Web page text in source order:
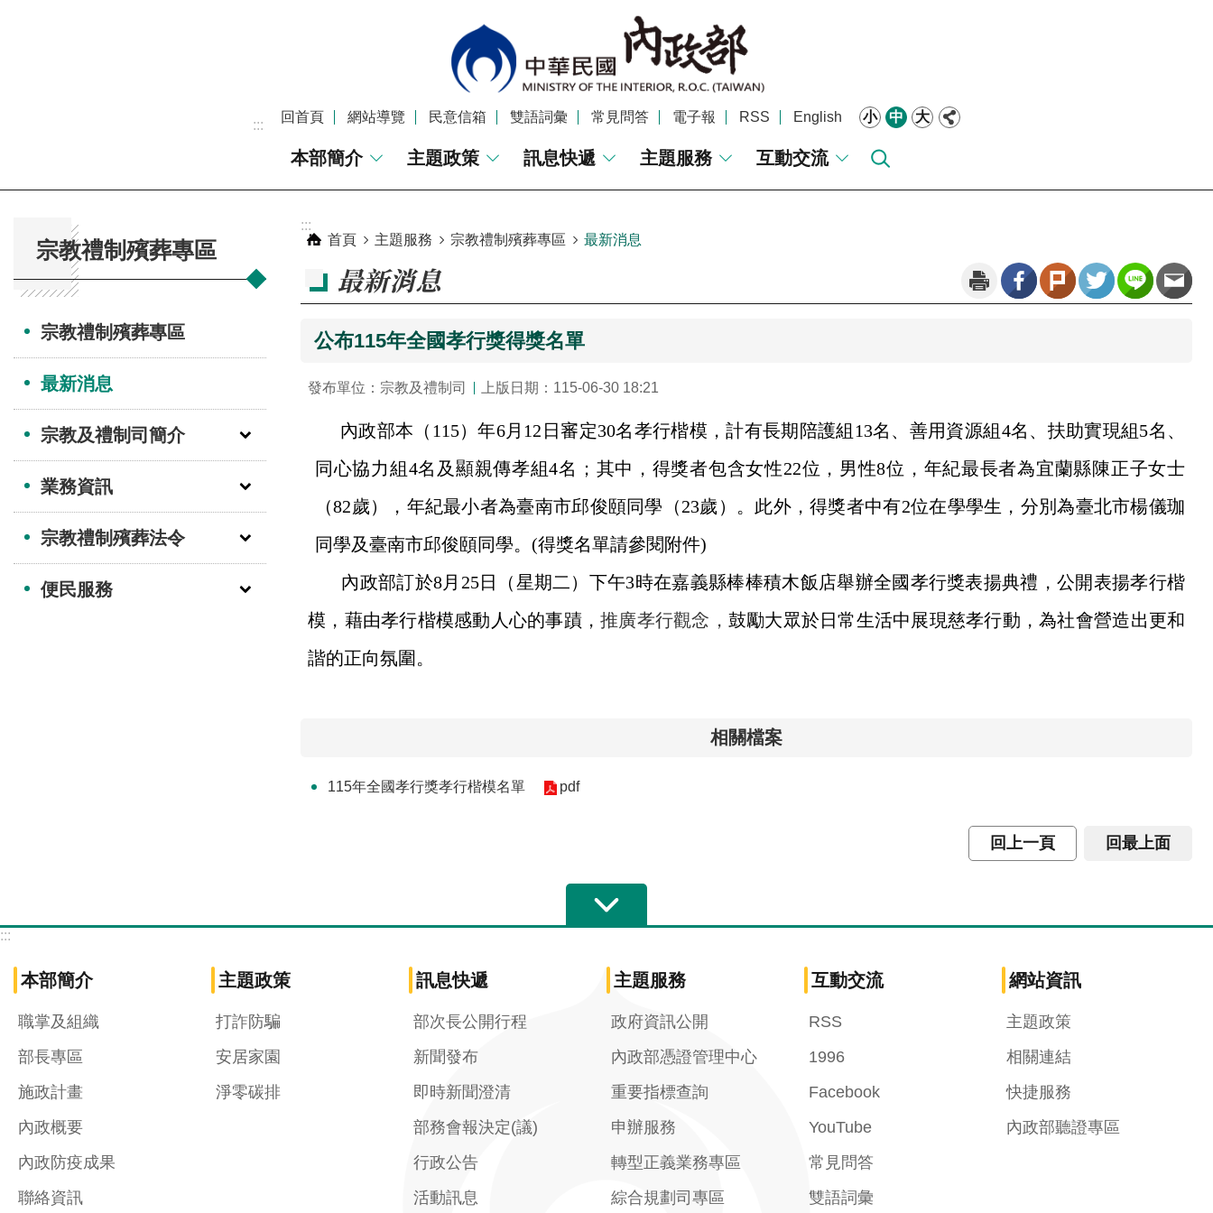
:::
回首頁 網站導覽 民意信箱 雙語詞彙 常見問答 電子報 RSS English 小 中 大
本部簡介 主題政策 訊息快遞 主題服務 互動交流
宗教禮制殯葬專區
宗教禮制殯葬專區
最新消息
宗教及禮制司簡介
業務資訊
宗教禮制殯葬法令
便民服務
:::
首頁
主題服務 宗教禮制殯葬專區 最新消息
最新消息
公布115年全國孝行獎得獎名單
發布單位：宗教及禮制司 上版日期：115-06-30 18:21
內政部本（115）年6月12日審定30名孝行楷模，計有長期陪護組13名、善用資源組4名、扶助實現組5名、
同心協力組4名及顯親傳孝組4名；其中，得獎者包含女性22位，男性8位，年紀最長者為宜蘭縣陳正子女士
（82歲） ，年紀最小者為臺南市邱俊頤同學 （23歲 ） 。此外，得獎者中有2位在學學生，分別為臺北市楊儀珈
同學及臺南市邱俊頤同學。(得獎名單請參閱附件)
內政部訂於8月25日（星期二）下午3時在嘉義縣棒棒積木飯店舉辦全國孝行獎表揚典禮，公開表揚孝行楷
模，藉由孝行楷模感動人心的事蹟，推廣孝行觀念， 鼓勵大眾於日常生活中展現慈孝行動，為社會營造出更和
諧的正向氛圍。
相關檔案
115年全國孝行獎孝行楷模名單 pdf
回上一頁 回最上面
:::
本部簡介
職掌及組織
部長專區
施政計畫
內政概要
內政防疫成果
聯絡資訊
主題政策
打詐防騙
安居家園
淨零碳排
訊息快遞
部次長公開行程
新聞發布
即時新聞澄清
部務會報決定(議)
行政公告
活動訊息
主題服務
政府資訊公開
內政部憑證管理中心
重要指標查詢
申辦服務
轉型正義業務專區
綜合規劃司專區
互動交流
RSS
1996
Facebook
YouTube
常見問答
雙語詞彙
網站資訊
主題政策
相關連結
快捷服務
內政部聽證專區